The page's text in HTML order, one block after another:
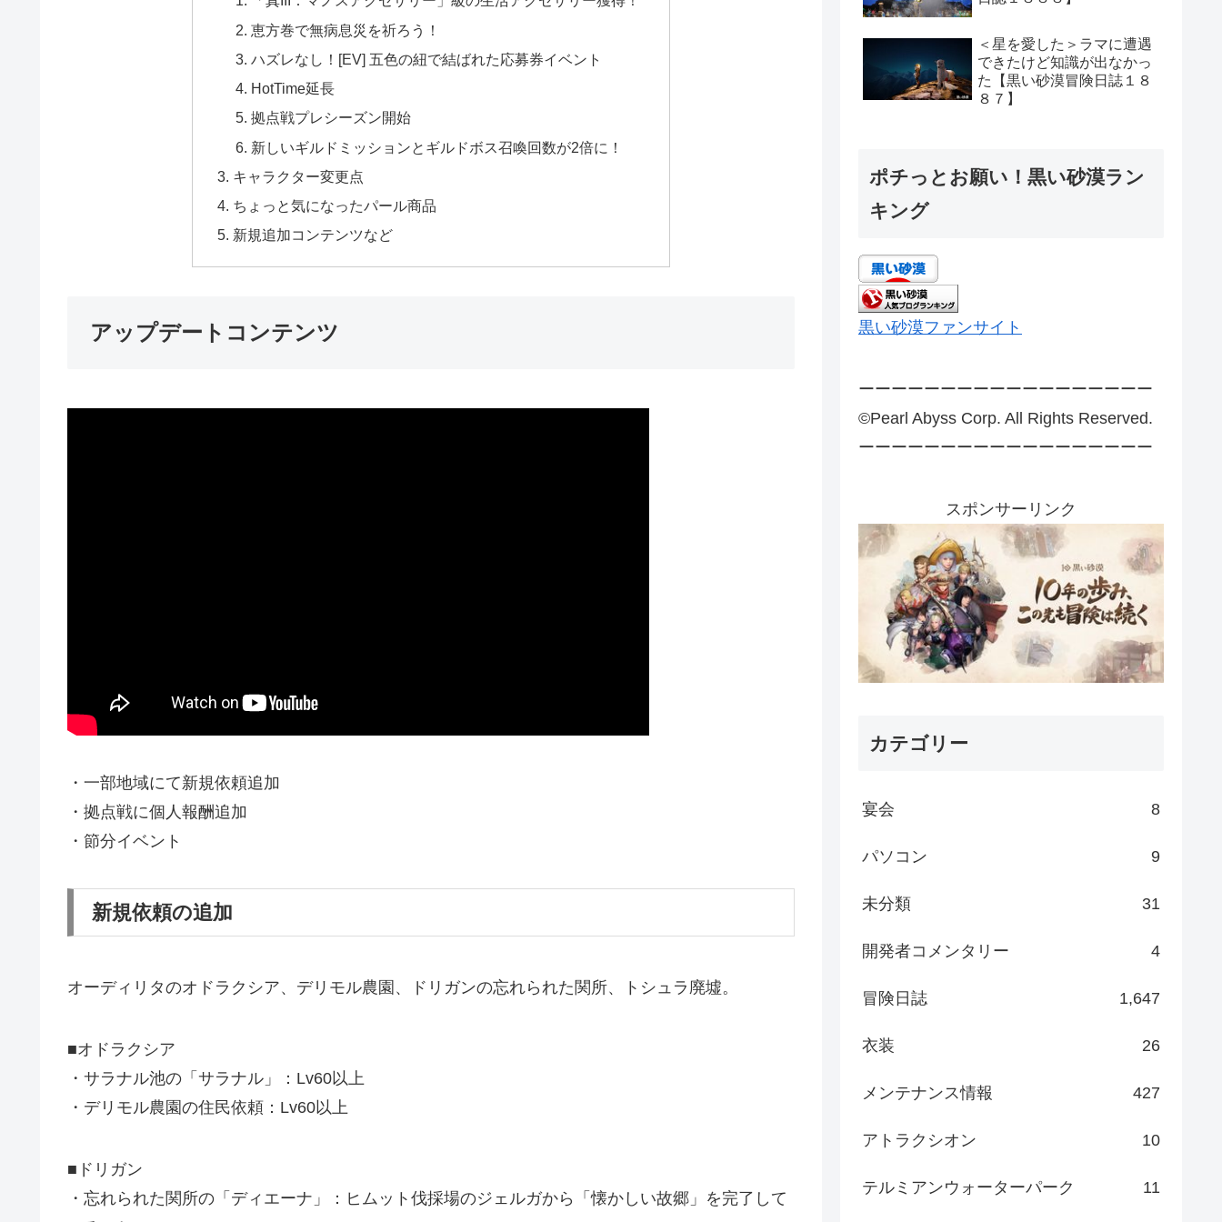
恵方巻で無病息災を祈ろう！
ハズレなし！[EV] 五色の紐で結ばれた応募券イベント
HotTime延長
拠点戦プレシーズン開始
新しいギルドミッションとギルドボス召喚回数が2倍に！
キャラクター変更点
ちょっと気になったパール商品
新規追加コンテンツなど
アップデートコンテンツ
・一部地域にて新規依頼追加
・拠点戦に個人報酬追加
・節分イベント
新規依頼の追加
オーディリタのオドラクシア、デリモル農園、ドリガンの忘れられた関所、トシュラ廃墟。
■オドラクシア
・サラナル池の「サラナル」：Lv60以上
・デリモル農園の住民依頼：Lv60以上
■ドリガン
・忘れられた関所の「ディエーナ」：ヒムット伐採場のジェルガから「懐かしい故郷」を完了して
＜星を愛した＞ラマに遭遇
できたけど知識が出なかっ
た【黒い砂漠冒険日誌１８
８７】
ポチっとお願い！黒い砂漠ラン
キング
黒い砂漠ファンサイト
ーーーーーーーーーーーーーーーーーー
©Pearl Abyss Corp. All Rights Reserved.
ーーーーーーーーーーーーーーーーーー
スポンサーリンク
カテゴリー
宴会 8
パソコン 9
未分類 31
開発者コメンタリー 4
冒険日誌 1,647
衣装 26
メンテナンス情報 427
アトラクシオン 10
テルミアンウォーターパーク 11